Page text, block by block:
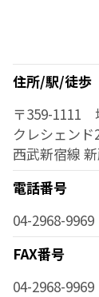
住所/駅/徒歩
〒359-1111
クレシェンド
西武新宿線
電話番号
04-2968-9969
FAX番号
04-2968-9969